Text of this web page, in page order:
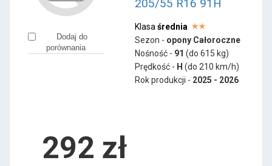
Dodaj do
porównania
205/55 R16 91H
Klasa średnia
Sezon - opony Całoroczne
Nośność - 91 (do 615 kg)
Prędkość - H (do 210 km/h)
Rok produkcji - 2025 - 2026
292 zł